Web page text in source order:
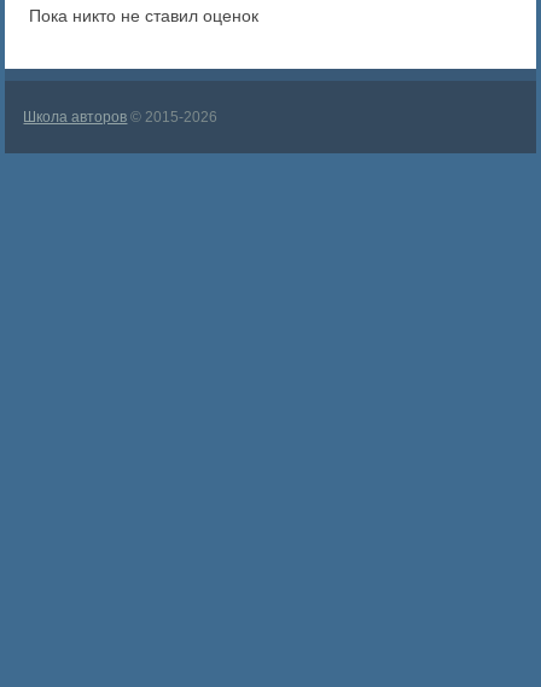
Пока никто не ставил оценок
Школа авторов © 2015-2026